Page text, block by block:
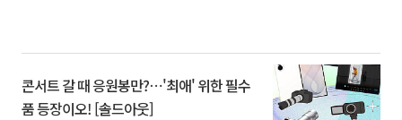
콘서트 갈 때 응원봉만?⋯'최애' 위한 필수
품 등장이오! [솔드아웃]